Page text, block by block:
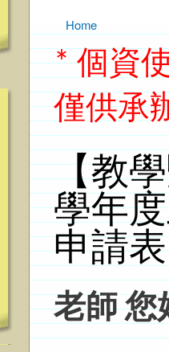
You are here
Home
* 個資
僅供承
【教
學年
申請
老師 您